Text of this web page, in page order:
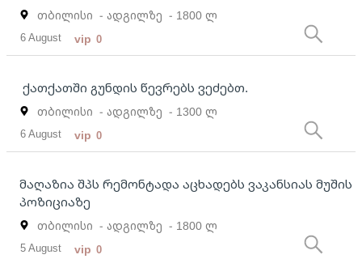
თბილისი - ადგილზე - 1800 ლ
6 August vip 0
ქათქათში გუნდის წევრებს ვეძებთ.
თბილისი - ადგილზე - 1300 ლ
6 August vip 0
მაღაზია შპს რემონტადა აცხადებს ვაკანსიას მუშის
პოზიციაზე
თბილისი - ადგილზე - 1800 ლ
5 August vip 0